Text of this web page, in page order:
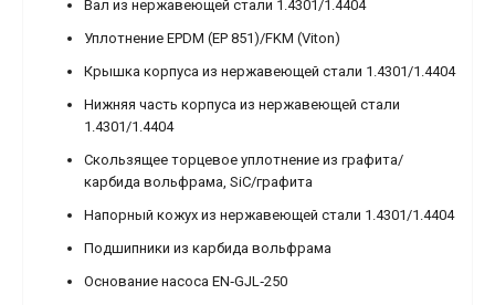
Вал из нержавеющей стали 1.4301/1.4404
Уплотнение EPDM (EP 851)/FKM (Viton)
Крышка корпуса из нержавеющей стали 1.4301/1.4404
Нижняя часть корпуса из нержавеющей стали
1.4301/1.4404
Скользящее торцевое уплотнение из графита/
карбида вольфрама, SiC/графита
Напорный кожух из нержавеющей стали 1.4301/1.4404
Подшипники из карбида вольфрама
Основание насоса EN‐GJL‐250